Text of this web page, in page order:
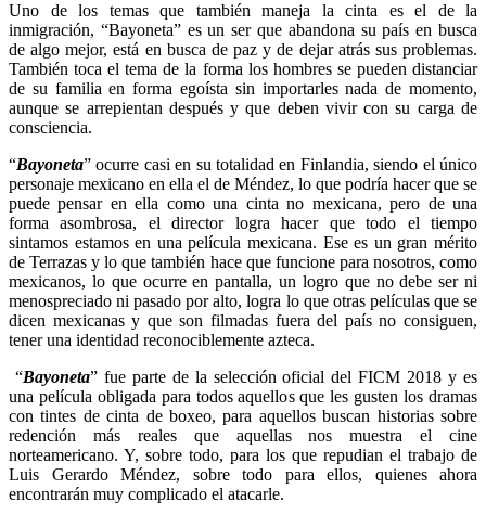
Uno de los temas que también maneja la cinta es el de la
inmigración, “Bayoneta” es un ser que abandona su país en busca
de algo mejor, está en busca de paz y de dejar atrás sus problemas.
También toca el tema de la forma los hombres se pueden distanciar
de su familia en forma egoísta sin importarles nada de momento,
aunque se arrepientan después y que deben vivir con su carga de
consciencia.
“Bayoneta” ocurre casi en su totalidad en Finlandia, siendo el único
personaje mexicano en ella el de Méndez, lo que podría hacer que se
puede pensar en ella como una cinta no mexicana, pero de una
forma asombrosa, el director logra hacer que todo el tiempo
sintamos estamos en una película mexicana. Ese es un gran mérito
de Terrazas y lo que también hace que funcione para nosotros, como
mexicanos, lo que ocurre en pantalla, un logro que no debe ser ni
menospreciado ni pasado por alto, logra lo que otras películas que se
dicen mexicanas y que son filmadas fuera del país no consiguen,
tener una identidad reconociblemente azteca.
“Bayoneta” fue parte de la selección oficial del FICM 2018 y es
una película obligada para todos aquellos que les gusten los dramas
con tintes de cinta de boxeo, para aquellos buscan historias sobre
redención más reales que aquellas nos muestra el cine
norteamericano. Y, sobre todo, para los que repudian el trabajo de
Luis Gerardo Méndez, sobre todo para ellos, quienes ahora
encontrarán muy complicado el atacarle.